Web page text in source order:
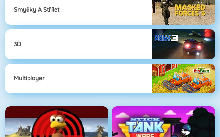
Smyčky A Střílet
3D
Multiplayer